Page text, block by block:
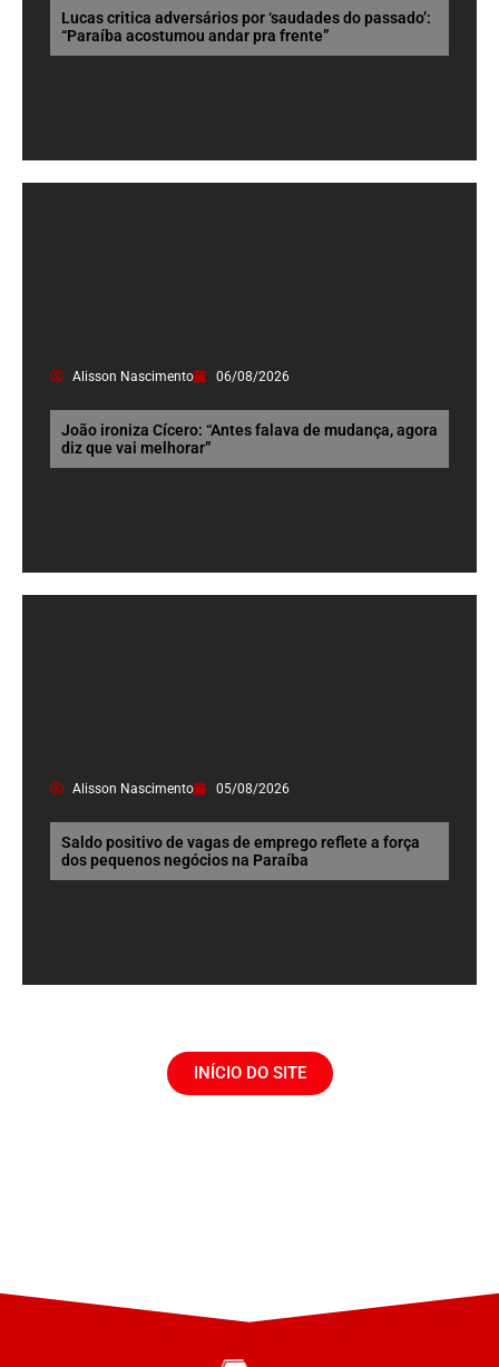
Lucas critica adversários por ‘saudades do passado’:
“Paraíba acostumou andar pra frente”
Alisson Nascimento 06/08/2026
João ironiza Cícero: “Antes falava de mudança, agora
diz que vai melhorar”
Alisson Nascimento 05/08/2026
Saldo positivo de vagas de emprego reflete a força
dos pequenos negócios na Paraíba
INÍCIO DO SITE